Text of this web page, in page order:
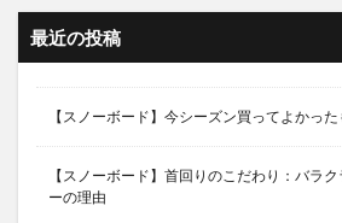
最近の投稿
【スノーボード】今シーズン買ってよかっ
【スノーボード】首回りのこだわり：バラ
ーの理由